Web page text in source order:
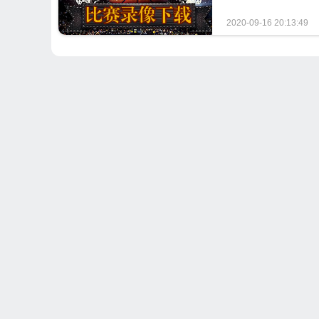
2020-09-16 20:13:49